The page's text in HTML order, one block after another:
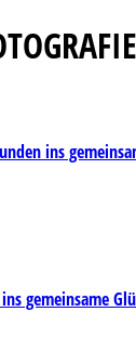
ins
gemeinsame